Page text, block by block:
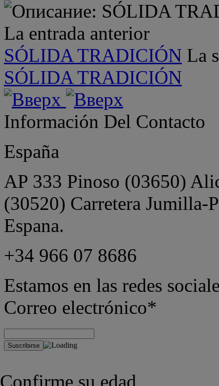
Confirme su edad
La entrada anterior
SÓLIDA TRADICIÓN La
SÓLIDA TRADICIÓN
Información Del Contacto
España
AP 333 Pinoso (03650)
(30520) Carretera
Espana.
+34 966 07 8686
Estamos en las redes
Correo electrónico*